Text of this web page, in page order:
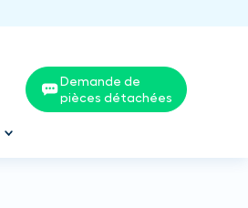
Demande de
pièces détachées